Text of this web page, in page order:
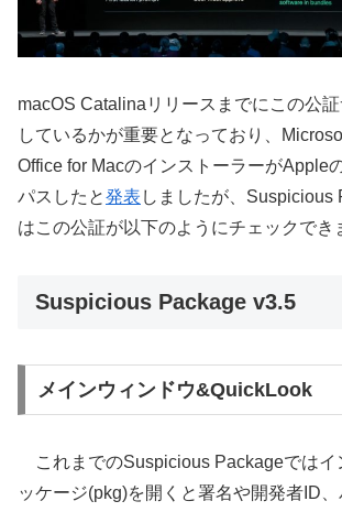
macOS Catalinaリリースまでにこの公
しているかが重要となっており、
Office for MacのインストーラーがApple
パスしたと発表 しましたが、Suspicious
はこの公証が以下のようにチェックでき
Suspicious Package v3.5
メインウィンドウ&QuickLook
これまでのSuspicious Packageではイ
ッケージ(pkg)を開くと署名や開発者ID